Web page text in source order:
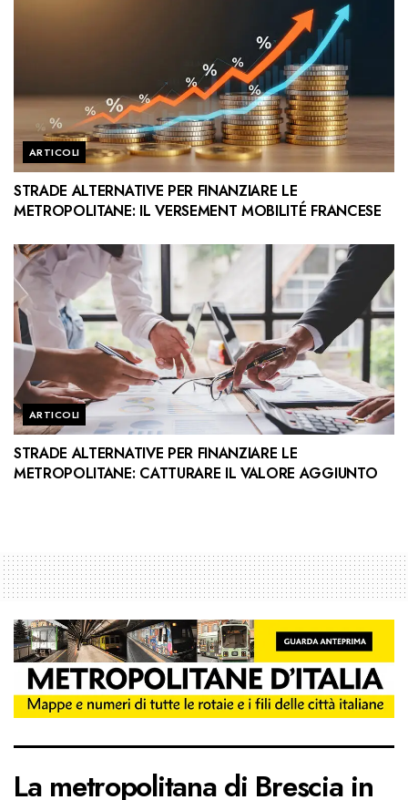
ARTICOLI
STRADE ALTERNATIVE PER FINANZIARE LE
METROPOLITANE: IL VERSEMENT MOBILITÉ FRANCESE
ARTICOLI
STRADE ALTERNATIVE PER FINANZIARE LE
METROPOLITANE: CATTURARE IL VALORE AGGIUNTO
La metropolitana di Brescia in